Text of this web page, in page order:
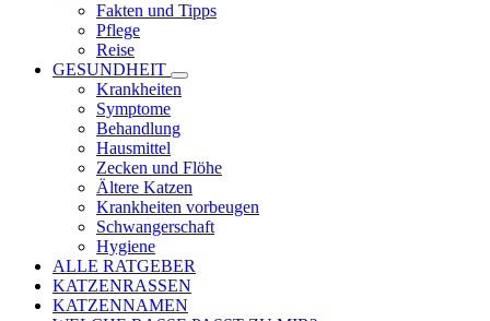
Fakten und Tipps
Pflege
Reise
GESUNDHEIT
Krankheiten
Symptome
Behandlung
Hausmittel
Zecken und Flöhe
Ältere Katzen
Krankheiten vorbeugen
Schwangerschaft
Hygiene
ALLE RATGEBER
KATZENRASSEN
KATZENNAMEN